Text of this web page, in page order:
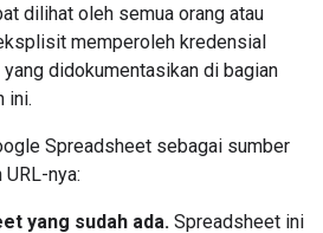
dilihat oleh semua orang atau
memperoleh kredensial
didokumentasikan di bagian
ini.
Spreadsheet sebagai sumber
nya:
yang sudah ada. Spreadsheet ini